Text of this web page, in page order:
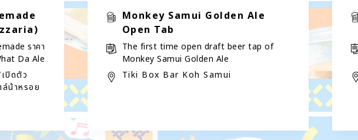
ราคา
Da Ale
ปิดตัว
น้าหรอย
Monkey Samui Golden Ale
Open Tab
The first time open draft beer tap of
Monkey Samui Golden Ale
Tiki Box Bar Koh Samui